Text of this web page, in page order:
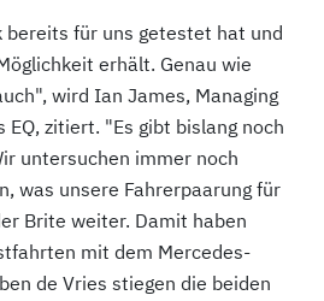
bereits für uns getestet hat und
erhält. Genau wie
wird Ian James, Managing
EQ, zitiert. "Es gibt bislang noch
untersuchen immer noch
was unsere Fahrerpaarung für
Brite weiter. Damit haben
mit dem Mercedes-
de Vries stiegen die beiden